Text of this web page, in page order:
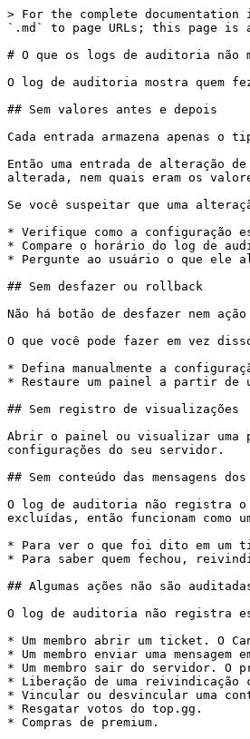
> For the complete
`.md` to page URLs; this page
# O que os logs de auditoria não
O log de auditoria mostra quem
## Sem valores antes e depois
Cada entrada armazena apenas
Então uma entrada de alteração
alterada, nem quais eram os
Se você suspeitar que uma
* Verifique como a configuração
* Compare o horário do log de
* Pergunte ao usuário o que ele
## Sem desfazer ou rollback
Não há botão de desfazer nem
O que você pode fazer em vez
* Defina manualmente a
* Restaure um painel a partir de
## Sem registro de visualizações
Abrir o painel ou visualizar uma
configurações do seu servidor.
## Sem conteúdo das mensagens
O log de auditoria não registra o
excluídas, então funcionam como
* Para ver o que foi dito em um
* Para saber quem fechou,
## Algumas ações não são
O log de auditoria não registra
* Um membro abrir um ticket. O
* Um membro enviar uma
* Um membro sair do servidor.
* Liberação de uma reivindicação
* Vincular ou desvincular uma
* Resgatar votos do top.gg.
* Compras de premium.